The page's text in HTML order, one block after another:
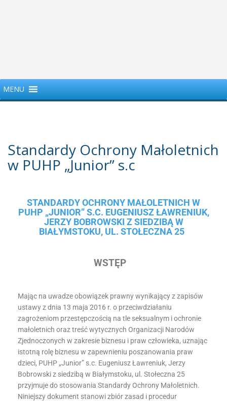
MENU
Standardy Ochrony Małoletnich
w PUHP „Junior” s.c
STANDARDY OCHRONY MAŁOLETNICH W
PUHP „JUNIOR” S.C. EUGENIUSZ ŁAWRENIUK,
JERZY BOBROWSKI Z SIEDZIBĄ W
BIAŁYMSTOKU, UL. STOŁECZNA 25
WSTĘP
Mając na uwadze obowiązek prawny wynikający z zapisów
ustawy z dnia 13 maja 2016 r. o przeciwdziałaniu
zagrożeniom przestępczością na tle seksualnym i ochronie
małoletnich oraz treść wytycznych Organizacji Narodów
Zjednoczonych w zakresie biznesu i praw człowieka, uznając
istotną rolę biznesu w zapewnieniu poszanowania praw
dzieci, PUHP „Junior” s.c. Eugeniusz Ławreniuk, Jerzy
Bobrowski z siedzibą w Białymstoku, ul. Stołeczna 25
przyjmuje do stosowania Standardy Ochrony Małoletnich.
Niniejszy dokument stanowi zbiór zasad i procedur